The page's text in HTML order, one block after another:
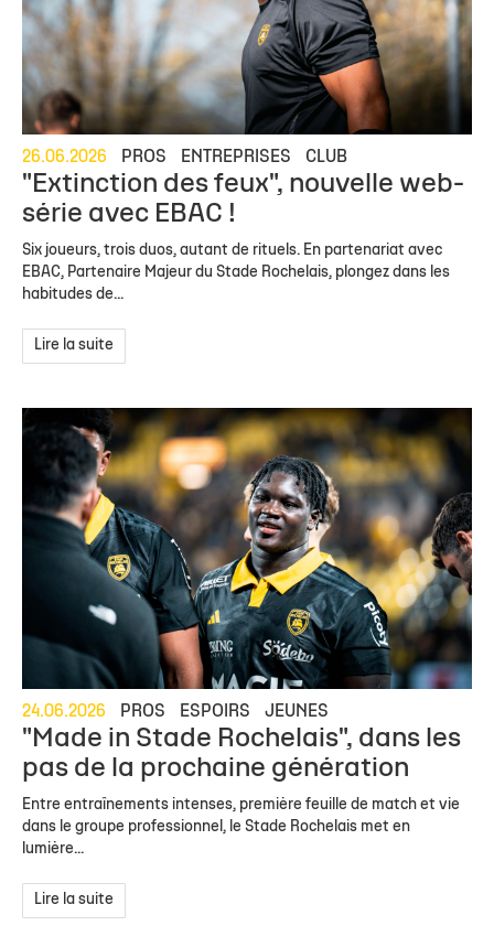
26.06.2026 PROS ENTREPRISES CLUB
"Extinction des feux", nouvelle web-
série avec EBAC !
Six joueurs, trois duos, autant de rituels. En partenariat avec
EBAC, Partenaire Majeur du Stade Rochelais, plongez dans les
habitudes de...
Lire la suite
24.06.2026 PROS ESPOIRS JEUNES
"Made in Stade Rochelais", dans les
pas de la prochaine génération
Entre entraînements intenses, première feuille de match et vie
dans le groupe professionnel, le Stade Rochelais met en
lumière...
Lire la suite